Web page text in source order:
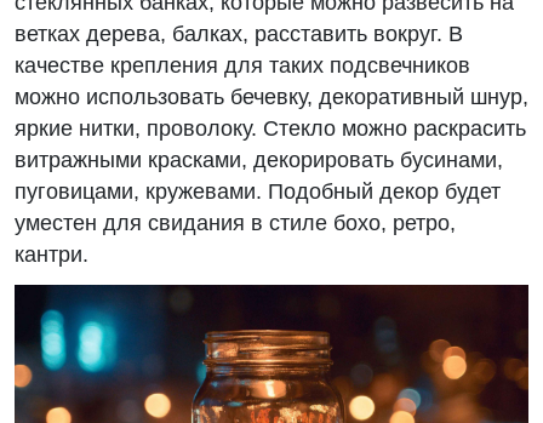
ветках дерева, балках, расставить вокруг. В
качестве крепления для таких подсвечников
можно использовать бечевку, декоративный шнур,
яркие нитки, проволоку. Стекло можно раскрасить
витражными красками, декорировать бусинами,
пуговицами, кружевами. Подобный декор будет
уместен для свидания в стиле бохо, ретро,
кантри.